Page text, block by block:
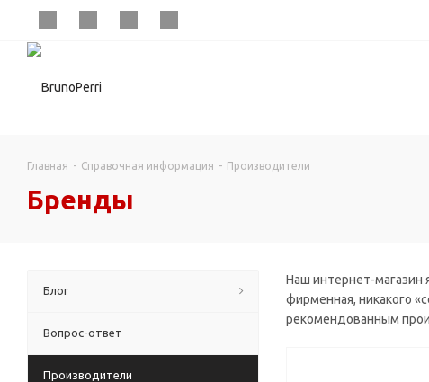
Главная - Справочная информация - Производители
Бренды
Наш интернет-магазин
фирменная, никакого
рекомендованным
Блог
Вопрос-ответ
Производители